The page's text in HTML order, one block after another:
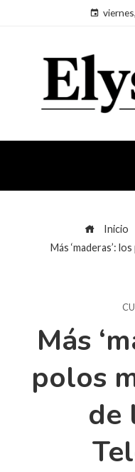
Inicio
Más ‘maderas’:
Más
polos
de